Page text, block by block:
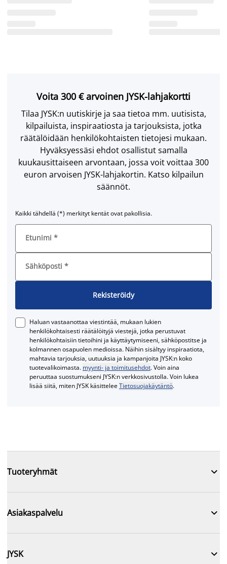
Voita 300 € arvoinen JYSK-lahjakortti
Tilaa JYSK:n uutiskirje ja saa tietoa mm. uutisista,
kilpailuista, inspiraatiosta ja tarjouksista, jotka
räätälöidään henkilökohtaisten tietojesi mukaan.
Hyväksyessäsi ehdot osallistut samalla
kuukausittaiseen arvontaan, jossa voit voittaa 300
euron arvoisen JYSK-lahjakortin. Katso kilpailun
säännöt.
Kaikki tähdellä (*) merkityt kentät ovat pakollisia.
Etunimi *
Sähköposti *
Rekisteröidy
Haluan vastaanottaa viestintää, mukaan lukien
henkilökohtaisesti räätälöityjä viestejä, jotka perustuvat
henkilökohtaisiin tietoihini ja käyttäytymiseeni, sähköpostitse ja
kolmannen osapuolen medioissa. Näihin sisältyy inspiraatiota,
mahtavia tarjouksia, uutuuksia ja kampanjoita JYSK:n koko
tuotevalikoimasta. myynti- ja toimitusehdot. Voin aina
peruuttaa suostumukseni JYSK:n verkkosivustolla. Voin lukea
lisää siitä, miten JYSK käsitteleeTietosuojakäytäntö.
Tuoteryhmät 
Asiakaspalvelu 
JYSK 